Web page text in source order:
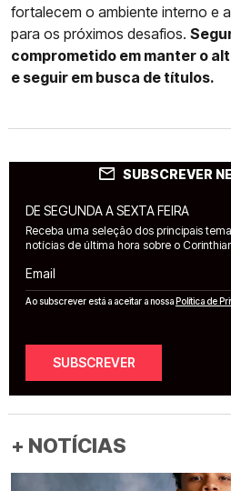
fortalecem o ambiente interno e
para os próximos desafios.
comprometido em manter o
e seguir em busca de títulos.
SUBSCREVER
DE SEGUNDA A SEXTA FEIRA
Receba uma seleção dos principais
notícias de última hora sobre o
Email
Ao subscrever está a aceitar a nossaPolítica de
SUBSCREVER
+ NOTÍCIAS